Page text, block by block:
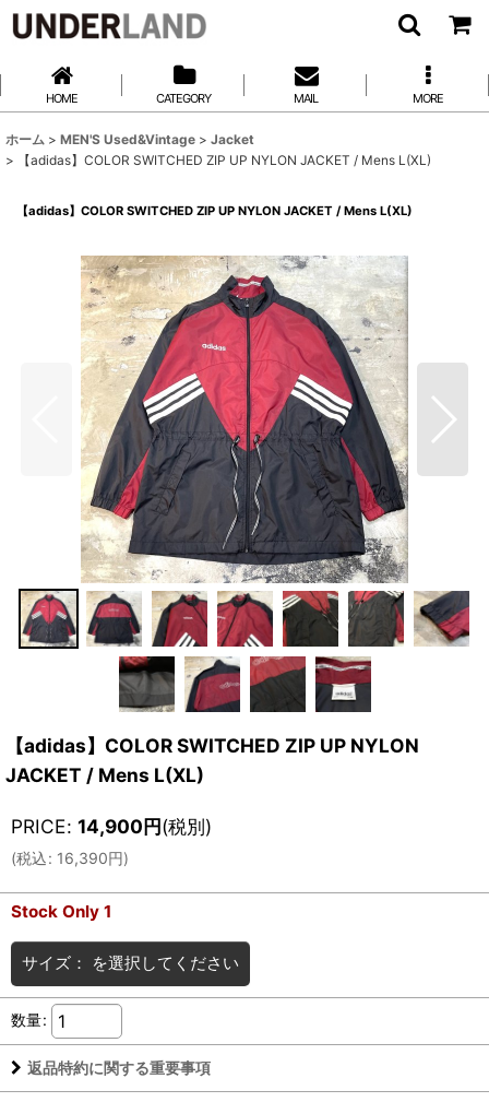
HOME CATEGORY MAIL MORE
ホーム > MEN'S Used&Vintage > Jacket
>
【adidas】COLOR SWITCHED ZIP UP NYLON JACKET / Mens L(XL)
【adidas】COLOR SWITCHED ZIP UP NYLON JACKET / Mens L(XL)
【adidas】COLOR SWITCHED ZIP UP NYLON
JACKET / Mens L(XL)
PRICE: 14,900円(税別)
(税込: 16,390円)
Stock Only 1
サイズ： を選択してください
数量:
返品特約に関する重要事項